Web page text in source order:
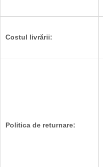
Costul livrării:
Politica de returnare: